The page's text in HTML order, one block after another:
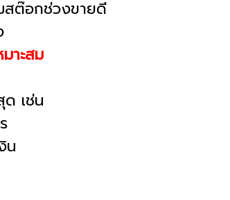
สต๊อกช่วงขายดี
าะสม
ด เช่น
น